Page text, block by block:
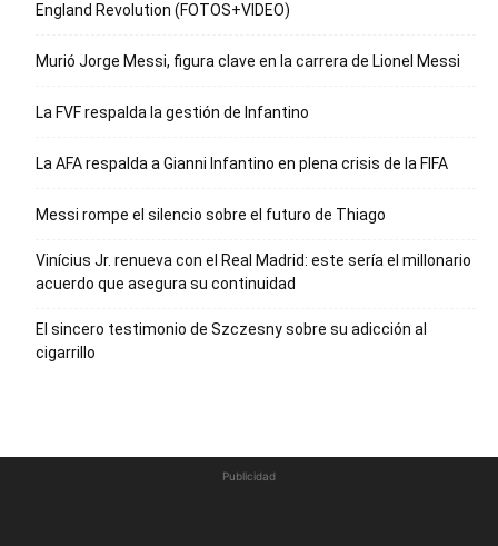
England Revolution (FOTOS+VIDEO)
Murió Jorge Messi, figura clave en la carrera de Lionel Messi
La FVF respalda la gestión de Infantino
La AFA respalda a Gianni Infantino en plena crisis de la FIFA
Messi rompe el silencio sobre el futuro de Thiago
Vinícius Jr. renueva con el Real Madrid: este sería el millonario
acuerdo que asegura su continuidad
El sincero testimonio de Szczesny sobre su adicción al
cigarrillo
Publicidad